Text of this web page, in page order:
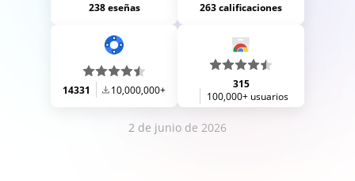
238 eseñas 263 calificaciones
14331 10,000,000+
315
100,000+ usuarios
2 de junio de 2026